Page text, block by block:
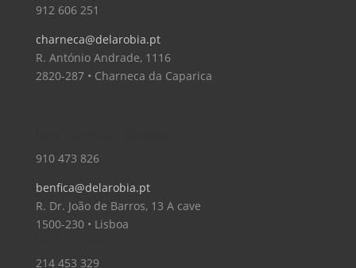
912 606 251
charneca@delarobia.pt
R. António Andrade, 1116
2820-287 • Charneca da Caparica
910 473 826
benfica@delarobia.pt
R. Dr. João de Barros, 13 A cave
1500-230 • Lisboa
214 453 329